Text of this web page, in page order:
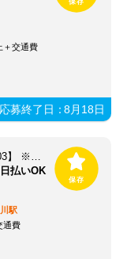
＋交通費
応募終了日：8月18日
株式会社ビッグワーク 採用センター【BW03】 ※立川エリア
払いOK
駅
通費